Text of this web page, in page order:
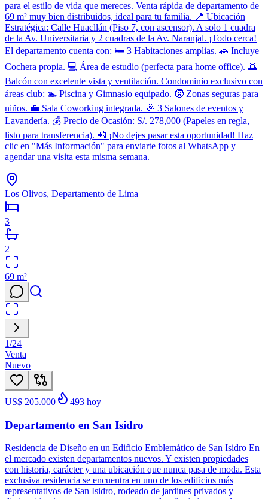
para el estilo de vida que mereces. Venta rápida de departamento de
69 m² muy bien distribuidos, ideal para tu familia. 📍 Ubicación
Estratégica: Calle Huacllán (Piso 7, con ascensor). A solo 1 cuadra
de la Av. Universitaria y 2 cuadras de la Av. Naranjal. ¡Todo cerca!
El departamento cuenta con: 🛏️ 3 Habitaciones amplias. 🚗 Incluye
Cochera propia. 💻 Área de estudio (perfecta para home office). 🌅
Balcón con excelente vista y ventilación. Condominio exclusivo con
áreas club: 🏊 Piscina y Gimnasio equipado. 🧒 Zonas seguras para
niños. 💼 Sala Coworking integrada. 🎉 3 Salones de eventos y
Lavandería. 💰 Precio de Ocasión: S/. 278,000 (Papeles en regla,
listo para transferencia). 📲 ¡No dejes pasar esta oportunidad! Haz
clic en "Más Información" para enviarte fotos al WhatsApp y
agendar una visita esta misma semana.
Los Olivos, Departamento de Lima
3
2
69 m²
1/24
Venta
Nuevo
US$ 205.000 493 hoy
Departamento en San Isidro
Residencia de Diseño en un Edificio Emblemático de San Isidro En
el mercado existen departamentos nuevos. Y existen propiedades
con historia, carácter y una ubicación que nunca pasa de moda. Esta
exclusiva residencia se encuentra en uno de los edificios más
representativos de San Isidro, rodeado de jardines privados y